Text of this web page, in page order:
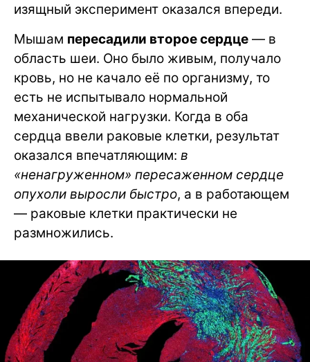
изящный эксперимент оказался впереди.
Мышам пересадили второе сердце — в
область шеи. Оно было живым, получало
кровь, но не качало её по организму, то
есть не испытывало нормальной
механической нагрузки. Когда в оба
сердца ввели раковые клетки, результат
оказался впечатляющим: в
«ненагруженном» пересаженном сердце
опухоли выросли быстро, а в работающем
— раковые клетки практически не
размножились.